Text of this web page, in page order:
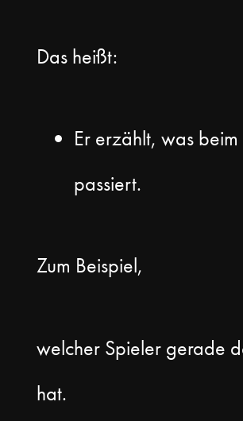
Das heißt:
Er erzählt, was beim
passiert.
Zum Beispiel,
welcher Spieler gerade
hat.